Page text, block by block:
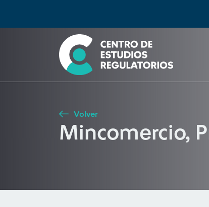
Seleccione país
Buscar
Volver
Mincomercio,